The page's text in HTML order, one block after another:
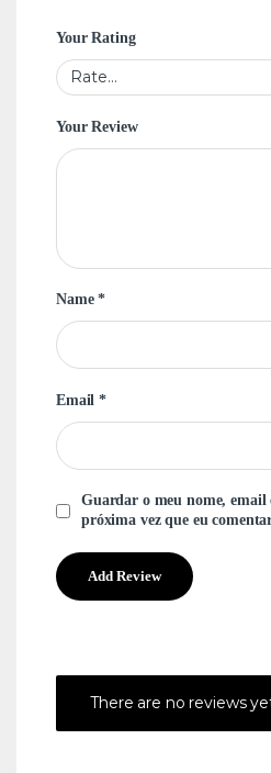
Your Rating
Your Review
Name*
Email*
Guardar o meu nome, email
próxima vez que eu
There are no reviews